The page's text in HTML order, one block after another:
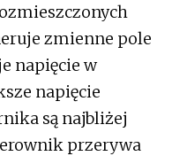
zmienne pole
napięcie w
napięcie
są najbliżej
przerywa